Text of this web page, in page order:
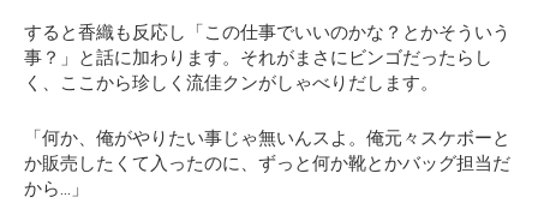
すると香織も反応し「この仕事でいいのかな？とかそういう
事？」と話に加わります。それがまさにビンゴだったらし
く、ここから珍しく流佳クンがしゃべりだします。
「何か、俺がやりたい事じゃ無いんスよ。俺元々スケボーと
か販売したくて入ったのに、ずっと何か靴とかバッグ担当だ
から…」